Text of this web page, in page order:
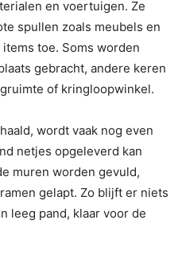
en voertuigen. Ze
spullen zoals meubels en
toe. Soms worden
gebracht, andere keren
of kringloopwinkel.
wordt vaak nog even
netjes opgeleverd kan
muren worden gevuld,
gelapt. Zo blijft er niets
leeg pand, klaar voor de